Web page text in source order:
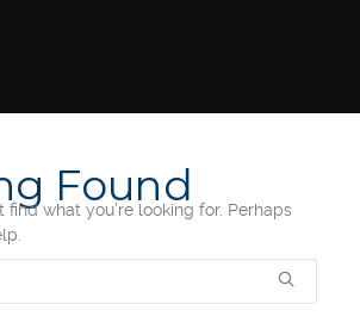
Found
find what you’re looking for. Perhaps